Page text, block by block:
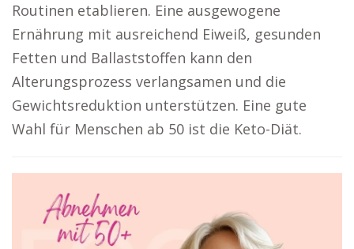
Routinen etablieren. Eine ausgewogene
Ernährung mit ausreichend Eiweiß, gesunden
Fetten und Ballaststoffen kann den
Alterungsprozess verlangsamen und die
Gewichtsreduktion unterstützen. Eine gute
Wahl für Menschen ab 50 ist die Keto-Diät.